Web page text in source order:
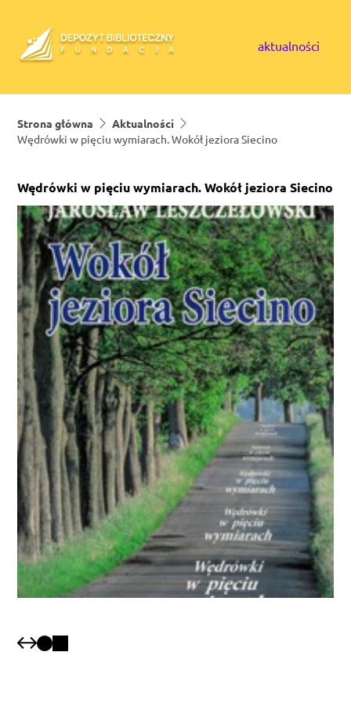
aktualności
Strona główna
Aktualności
Wędrówki w pięciu wymiarach. Wokół jeziora Siecino
Wędrówki w pięciu wymiarach. Wokół jeziora Siecino